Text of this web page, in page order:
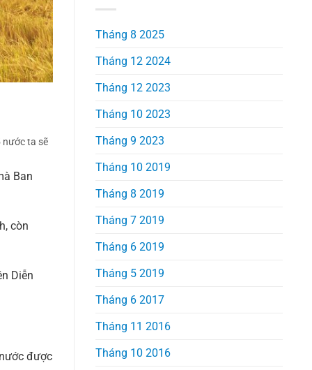
nước ta sẽ
Ban
còn
Diễn
được
Tháng 8 2025
Tháng 12 2024
Tháng 12 2023
Tháng 10 2023
Tháng 9 2023
Tháng 10 2019
Tháng 8 2019
Tháng 7 2019
Tháng 6 2019
Tháng 5 2019
Tháng 6 2017
Tháng 11 2016
Tháng 10 2016